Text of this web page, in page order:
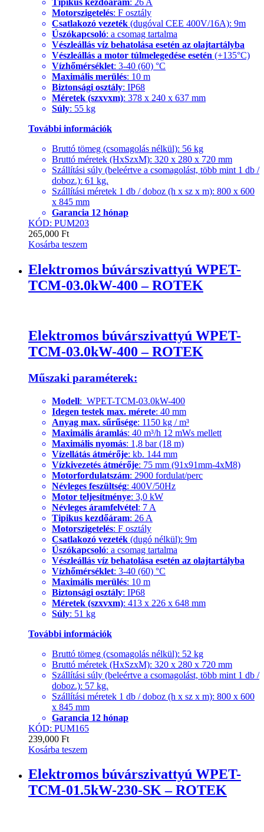
Tipikus kezdőáram: 26 A
Motorszigetelés: F osztály
Csatlakozó vezeték (dugóval CEE 400V/16A): 9m
Úszókapcsoló: a csomag tartalma
Vészleállás víz behatolása esetén az olajtartályba
Vészleállás a motor túlmelegedése esetén (+135°C)
Vízhőmérséklet: 3-40 (60) °C
Maximális merülés: 10 m
Biztonsági osztály: IP68
Méretek (szxvxm): 378 x 240 x 637 mm
Súly: 55 kg
További információk
Bruttó tömeg (csomagolás nélkül): 56 kg
Bruttó méretek (HxSzxM): 320 x 280 x 720 mm
Szállítási súly (beleértve a csomagolást, több mint 1 db /
doboz.): 61 kg.
Szállítási méretek 1 db / doboz (h x sz x m): 800 x 600
x 845 mm
Garancia 12 hónap
KÓD: PUM203
265,000 Ft
Kosárba teszem
Elektromos búvárszivattyú WPET-
TCM-03.0kW-400 – ROTEK
Elektromos búvárszivattyú WPET-
TCM-03.0kW-400 – ROTEK
Műszaki paraméterek:
Modell: WPET-TCM-03.0kW-400
Idegen testek max. mérete: 40 mm
Anyag max. sűrűsége: 1150 kg / m³
Maximális áramlás: 40 m³/h 12 mWs mellett
Maximális nyomás: 1,8 bar (18 m)
Vízellátás átmérője: kb. 144 mm
Vízkivezetés átmérője: 75 mm (91x91mm-4xM8)
Motorfordulatszám: 2900 fordulat/perc
Névleges feszültség: 400V/50Hz
Motor teljesítménye: 3,0 kW
Névleges áramfelvétel: 7 A
Tipikus kezdőáram: 26 A
Motorszigetelés: F osztály
Csatlakozó vezeték (dugó nélkül): 9m
Úszókapcsoló: a csomag tartalma
Vészleállás víz behatolása esetén az olajtartályba
Vízhőmérséklet: 3-40 (60) °C
Maximális merülés: 10 m
Biztonsági osztály: IP68
Méretek (szxvxm): 413 x 226 x 648 mm
Súly: 51 kg
További információk
Bruttó tömeg (csomagolás nélkül): 52 kg
Bruttó méretek (HxSzxM): 320 x 280 x 720 mm
Szállítási súly (beleértve a csomagolást, több mint 1 db /
doboz.): 57 kg.
Szállítási méretek 1 db / doboz (h x sz x m): 800 x 600
x 845 mm
Garancia 12 hónap
KÓD: PUM165
239,000 Ft
Kosárba teszem
Elektromos búvárszivattyú WPET-
TCM-01.5kW-230-SK – ROTEK